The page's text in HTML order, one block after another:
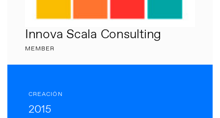
Innova Scala Consulting
MEMBER
CREACIÓN
2015